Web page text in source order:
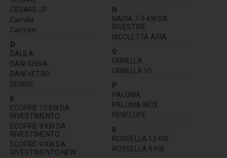
CESARE JP
Camilla
Carmen
D
DALILA
DANI GHISA
DANI VETRO
DENISE
E
ECOFIRE 12 KW DA
RIVESTIMENTO
ECOFIRE 9 KW DA
RIVESTIMENTO
ECOFIRE 9 KW DA
RIVESTIMENTO NEW
N
NADIA 7-9 KW DA
RIVESTIRE
NICOLETTA ARIA
O
ORNELLA
ORNELLA V1
P
PALOMA
PALOMA INOX
PENELOPE
R
ROSSELLA 12 KW
ROSSELLA 9 KW